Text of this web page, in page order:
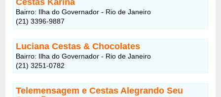
Bairro: Ilha do Governador - Rio de Janeiro
(21) 3396-9887
Luciana Cestas & Chocolates
Bairro: Ilha do Governador - Rio de Janeiro
(21) 3251-0782
Telemensagem e Cestas Alegrando Seu